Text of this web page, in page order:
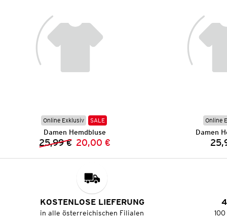
Online Exklusiv SALE
Damen Hemdbluse
Vorheriger Preis:
25,99 € Neuer Preis:
20,00 €
Online
Damen
KOSTENLOSE LIEFERUNG
in alle österreichischen Filialen